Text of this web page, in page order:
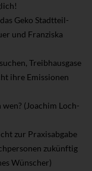
Geko Stadtteil-
und Franziska
Treibhausgase
ihre Emissionen
(Joachim Loch-
zur Praxisabgabe
zukünftig
Wünscher)